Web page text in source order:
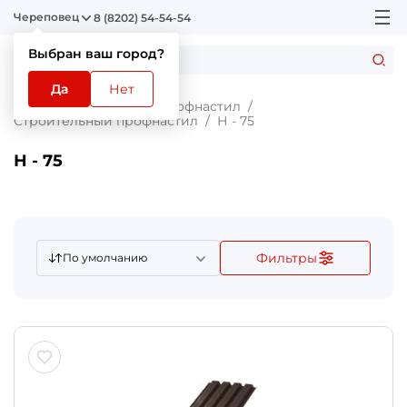
Череповец
Выбран ваш город?
Да Нет
8 (8202) 54-54-54
Главная Каталог
Профнастил
Строительный профнастил
Н - 75
Н - 75
По умолчанию Фильтры